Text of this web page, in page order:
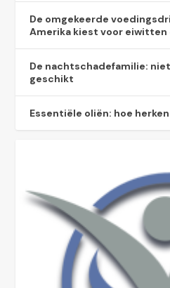
De omgekeerde
Amerika kiest voor eiwitten
De nachtschadefamilie:
geschikt
Essentiële oliën: hoe